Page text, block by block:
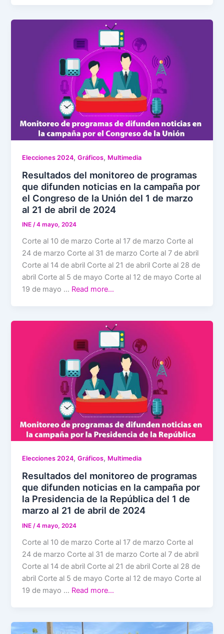
Elecciones 2024,Gráficos, Multimedia
Resultados del monitoreo de programas
que difunden noticias en la campaña por
el Congreso de la Unión del 1 de marzo
al 21 de abril de 2024
INE/4 mayo, 2024
Corte al 10 de marzo Corte al 17 de marzo Corte al
24 de marzo Corte al 31 de marzo Corte al 7 de abril
Corte al 14 de abril Corte al 21 de abril Corte al 28 de
abril Corte al 5 de mayo Corte al 12 de mayo Corte al
19 de mayo … Read more…
Elecciones 2024,Gráficos, Multimedia
Resultados del monitoreo de programas
que difunden noticias en la campaña por
la Presidencia de la República del 1 de
marzo al 21 de abril de 2024
INE/4 mayo, 2024
Corte al 10 de marzo Corte al 17 de marzo Corte al
24 de marzo Corte al 31 de marzo Corte al 7 de abril
Corte al 14 de abril Corte al 21 de abril Corte al 28 de
abril Corte al 5 de mayo Corte al 12 de mayo Corte al
19 de mayo … Read more…